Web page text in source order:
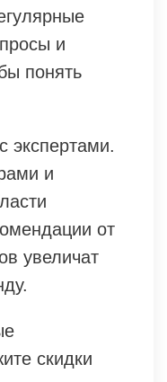
и
понять
экспертами.
и
от
увеличат
скидки